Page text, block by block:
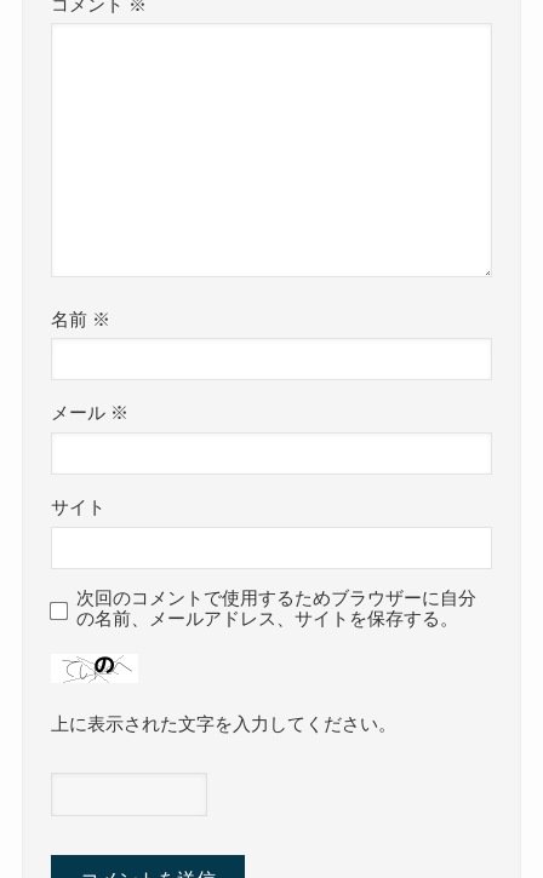
コメント ※
名前 ※
メール ※
サイト
次回のコメントで使用するためブラウザーに自分
の名前、メールアドレス、サイトを保存する。
上に表示された文字を入力してください。